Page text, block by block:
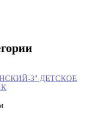
3" ДЕТСКОЕ